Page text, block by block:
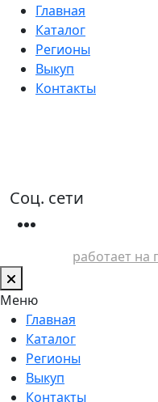
Главная
Каталог
Регионы
Выкуп
Контакты
Соц. сети
работает на
Меню
Главная
Каталог
Регионы
Выкуп
Контакты